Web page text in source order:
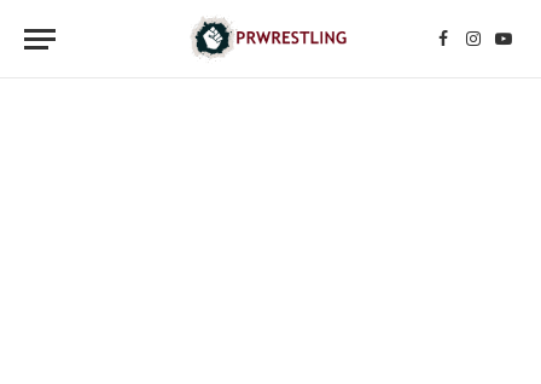
Facebook